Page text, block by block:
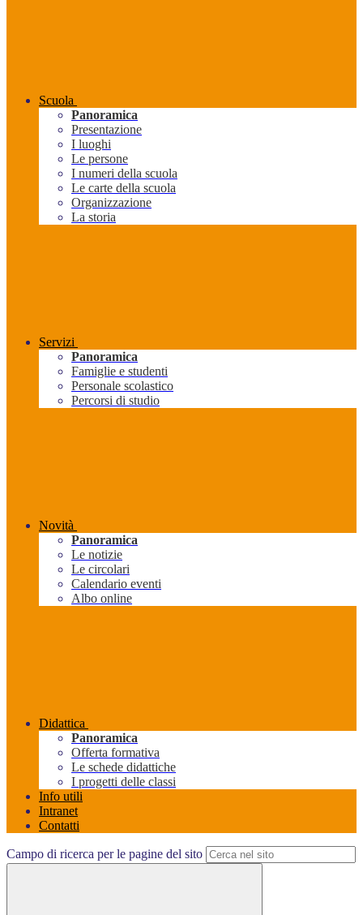
Scuola
Panoramica
Presentazione
I luoghi
Le persone
I numeri della scuola
Le carte della scuola
Organizzazione
La storia
Servizi
Panoramica
Famiglie e studenti
Personale scolastico
Percorsi di studio
Novità
Panoramica
Le notizie
Le circolari
Calendario eventi
Albo online
Didattica
Panoramica
Offerta formativa
Le schede didattiche
I progetti delle classi
Info utili
Intranet
Contatti
Campo di ricerca per le pagine del sito